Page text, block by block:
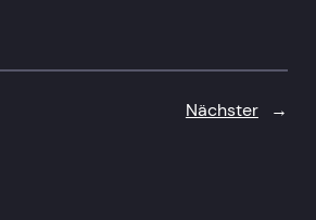
Nächster →